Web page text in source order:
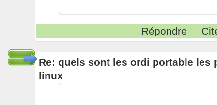
Répondre
Re: quels sont les ordi portable les
linux